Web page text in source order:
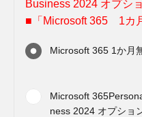
Business 2024 オプシ
■「Microsoft 365 1カ
Microsoft 365 1か月
Microsoft
ness 2024 オプショ